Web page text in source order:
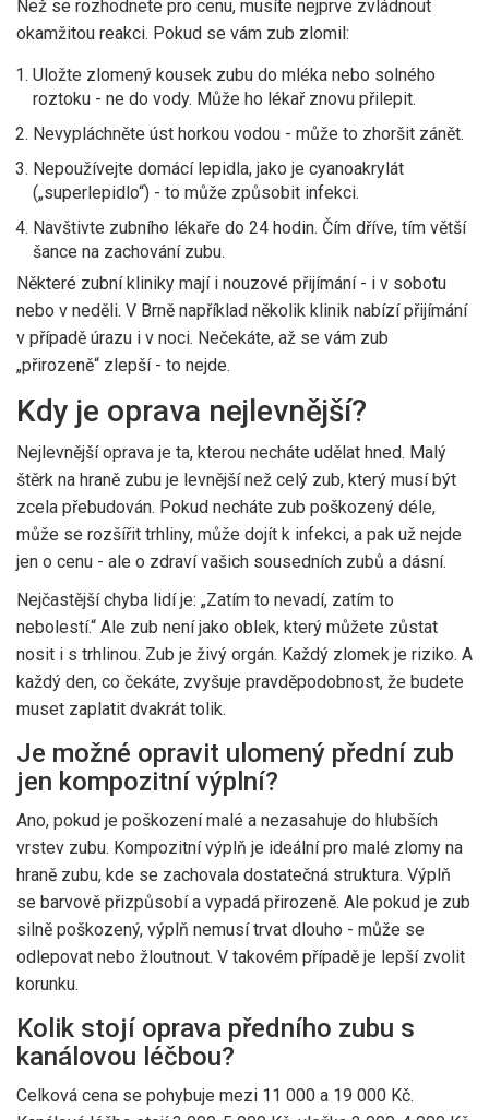
Než se rozhodnete pro cenu, musíte nejprve zvládnout
okamžitou reakci. Pokud se vám zub zlomil:
Uložte zlomený kousek zubu do mléka nebo solného
roztoku - ne do vody. Může ho lékař znovu přilepit.
Nevypláchněte úst horkou vodou - může to zhoršit zánět.
Nepoužívejte domácí lepidla, jako je cyanoakrylát
(„superlepidlo“) - to může způsobit infekci.
Navštivte zubního lékaře do 24 hodin. Čím dříve, tím větší
šance na zachování zubu.
Některé zubní kliniky mají i nouzové přijímání - i v sobotu
nebo v neděli. V Brně například několik klinik nabízí přijímání
v případě úrazu i v noci. Nečekáte, až se vám zub
„přirozeně“ zlepší - to nejde.
Kdy je oprava nejlevnější?
Nejlevnější oprava je ta, kterou necháte udělat hned. Malý
štěrk na hraně zubu je levnější než celý zub, který musí být
zcela přebudován. Pokud necháte zub poškozený déle,
může se rozšířit trhliny, může dojít k infekci, a pak už nejde
jen o cenu - ale o zdraví vašich sousedních zubů a dásní.
Nejčastější chyba lidí je: „Zatím to nevadí, zatím to
nebolestí.“ Ale zub není jako oblek, který můžete zůstat
nosit i s trhlinou. Zub je živý orgán. Každý zlomek je riziko. A
každý den, co čekáte, zvyšuje pravděpodobnost, že budete
muset zaplatit dvakrát tolik.
Je možné opravit ulomený přední zub
jen kompozitní výplní?
Ano, pokud je poškození malé a nezasahuje do hlubších
vrstev zubu. Kompozitní výplň je ideální pro malé zlomy na
hraně zubu, kde se zachovala dostatečná struktura. Výplň
se barvově přizpůsobí a vypadá přirozeně. Ale pokud je zub
silně poškozený, výplň nemusí trvat dlouho - může se
odlepovat nebo žloutnout. V takovém případě je lepší zvolit
korunku.
Kolik stojí oprava předního zubu s
kanálovou léčbou?
Celková cena se pohybuje mezi 11 000 a 19 000 Kč.